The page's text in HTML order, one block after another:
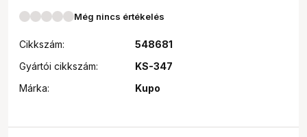
Még nincs értékelés
Cikkszám:
548681
Gyártói cikkszám:
KS-347
Márka:
Kupo